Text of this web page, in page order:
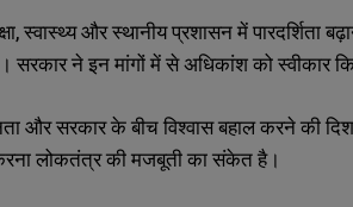
स्वास्थ्य और स्थानीय प्रशासन में पारदर्शिता
सरकार ने इन मांगों में से अधिकांश को
सरकार के बीच विश्वास बहाल करने की
लोकतंत्र की मजबूती का संकेत है।